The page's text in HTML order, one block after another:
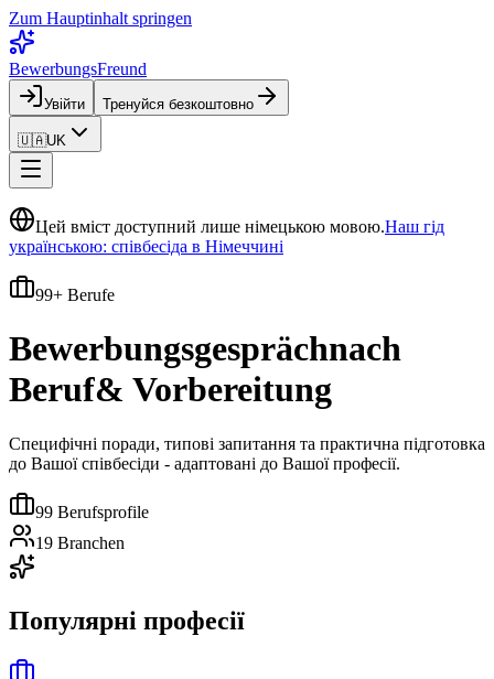
Zum Hauptinhalt springen
BewerbungsFreund
Увійти Тренуйся безкоштовно
🇺🇦UK
Цей вміст доступний лише німецькою мовою.Наш гід
українською: співбесіда в Німеччині
99+ Berufe
Bewerbungsgesprächnach
Beruf& Vorbereitung
Специфічні поради, типові запитання та практична підготовка
до Вашої співбесіди - адаптовані до Вашої професії.
99 Berufsprofile
19 Branchen
Популярні професії